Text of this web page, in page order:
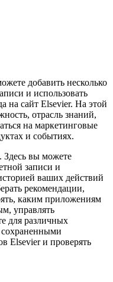
добавить несколько
и использовать
на сайт Elsevier. На этой
отрасль знаний,
на маркетинговые
и событиях.
вы можете
записи и
ваших действий
рекомендации,
каким приложениям
управлять
для различных
сохраненными
Elsevier и проверять